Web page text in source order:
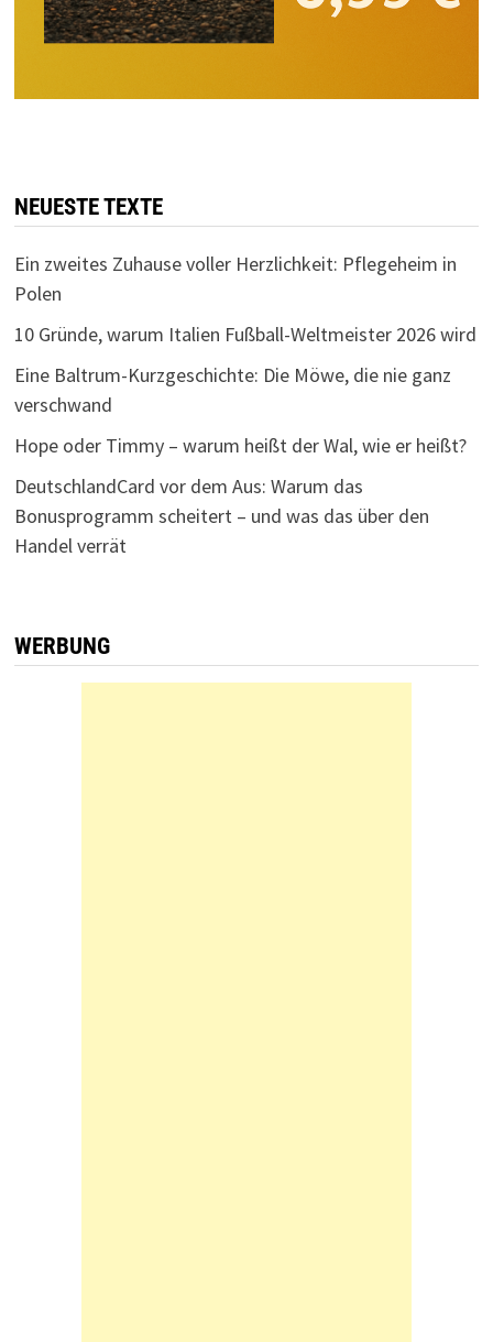
NEUESTE TEXTE
Ein zweites Zuhause voller Herzlichkeit: Pflegeheim in
Polen
10 Gründe, warum Italien Fußball-Weltmeister 2026 wird
Eine Baltrum-Kurzgeschichte: Die Möwe, die nie ganz
verschwand
Hope oder Timmy – warum heißt der Wal, wie er heißt?
DeutschlandCard vor dem Aus: Warum das
Bonusprogramm scheitert – und was das über den
Handel verrät
WERBUNG